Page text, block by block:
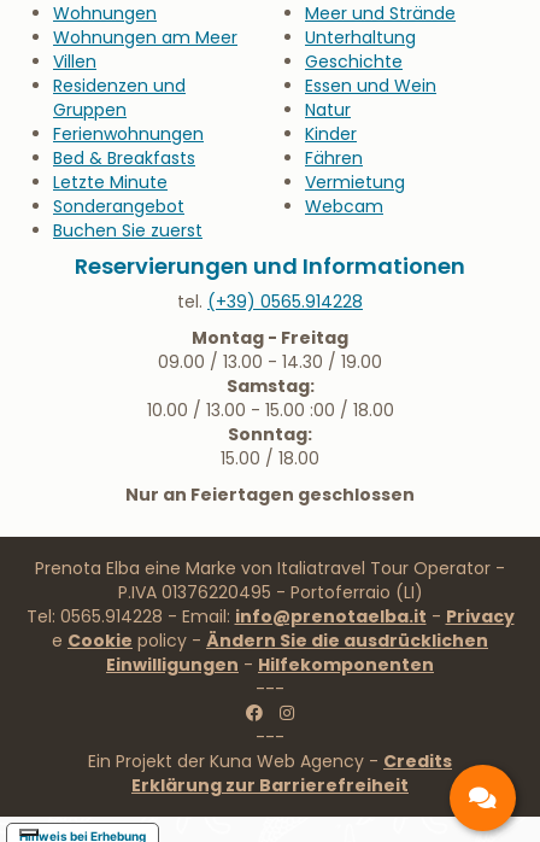
Wohnungen
Wohnungen am Meer
Villen
Residenzen und
Gruppen
Ferienwohnungen
Bed & Breakfasts
Letzte Minute
Sonderangebot
Buchen Sie zuerst
Meer und Strände
Unterhaltung
Geschichte
Essen und Wein
Natur
Kinder
Fähren
Vermietung
Webcam
Reservierungen und Informationen
tel. (+39) 0565.914228
Montag - Freitag
09.00 / 13.00 - 14.30 / 19.00
Samstag:
10.00 / 13.00 - 15.00 :00 / 18.00
Sonntag:
15.00 / 18.00
Nur an Feiertagen geschlossen
Prenota Elba eine Marke von Italiatravel Tour Operator -
P.IVA 01376220495 - Portoferraio (LI)
Tel: 0565.914228 - Email: info@prenotaelba.it - Privacy
e Cookie policy - Ändern Sie die ausdrücklichen
Einwilligungen - Hilfekomponenten
---
---
Ein Projekt der Kuna Web Agency - Credits
Erklärung zur Barrierefreiheit
Hinweis bei Erhebung